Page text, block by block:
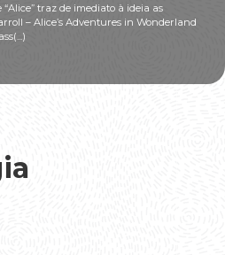
traz de imediato à ideia as
– Alice’s Adventures in Wonderland